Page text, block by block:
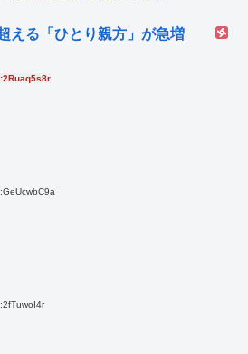
える「ひとり親方」が急増